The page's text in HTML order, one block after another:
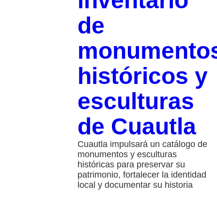
de
históricos y
esculturas
de Cuautla
Cuautla impulsará un catálogo de
monumentos y esculturas
históricas para preservar su
patrimonio, fortalecer la identidad
local y documentar su historia